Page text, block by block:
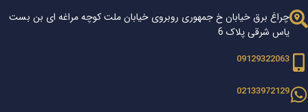
چراغ برق خیابان خ جمهوری روبروی خیابان ملت کوچه مراغه ای بن بست
یاس شرقی پلاک 6
09129322063
02133972129